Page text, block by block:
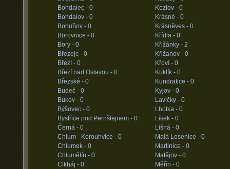
Bohdalec - 0
Bohdalov - 0
Bohuňov - 0
Borovnice - 0
Bory - 0
Březejc - 0
Březí - 0
Březí nad Oslavou - 0
Březské - 0
Budeč - 0
Bukov - 0
Býšovec - 0
Bystřice pod Pernštejnem - 0
Černá - 0
Chlum - Korouhvice - 0
Chlumek - 0
Chlumětín - 0
Cikháj - 0
Kozlov - 0
Krásné - 0
Krásněves - 0
Křídla - 0
Křižánky - 2
Křižanov - 0
Křoví - 0
Kuklík - 0
Kundratice - 0
Kyjov - 0
Lavičky - 0
Lhotka - 0
Lísek - 0
Líšná - 0
Malá Losenice - 0
Martinice - 0
Matějov - 0
Měřín - 0